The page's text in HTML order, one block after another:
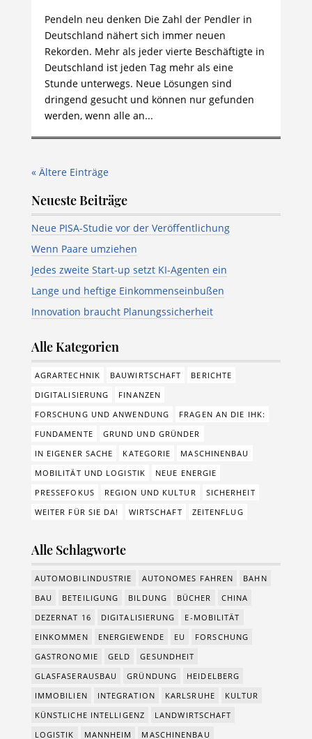
Pendeln neu denken Die Zahl der Pendler in
Deutschland nähert sich immer neuen
Rekorden. Mehr als jeder vierte Beschäftigte in
Deutschland ist jeden Tag mehr als eine
Stunde unterwegs. Neue Lösungen sind
dringend gesucht und können nur gefunden
werden, wenn alle an...
« Ältere Einträge
Neueste Beiträge
Neue PISA-Studie vor der Veröffentlichung
Wenn Paare umziehen
Jedes zweite Start-up setzt KI-Agenten ein
Lange und heftige Einkommenseinbußen
Innovation braucht Planungssicherheit
Alle Kategorien
AGRARTECHNIK BAUWIRTSCHAFT
BERICHTE
DIGITALISIERUNG
FINANZEN
FORSCHUNG UND ANWENDUNG
FRAGEN AN DIE IHK:
FUNDAMENTE
GRUND UND GRÜNDER
IN EIGENER SACHE
KATEGORIE
MASCHINENBAU
MOBILITÄT UND LOGISTIK
NEUE ENERGIE
PRESSEFOKUS
REGION UND KULTUR
SICHERHEIT
WEITER FÜR SIE DA!
WIRTSCHAFT ZEITENFLUG
Alle Schlagworte
AUTOMOBILINDUSTRIE AUTONOMES FAHREN
BAHN
BAU
BETEILIGUNG BILDUNG BÜCHER
CHINA
DEZERNAT 16
DIGITALISIERUNG
E-MOBILITÄT
EINKOMMEN
ENERGIEWENDE EU
FORSCHUNG
GASTRONOMIE
GELD
GESUNDHEIT
GLASFASERAUSBAU
GRÜNDUNG
HEIDELBERG
IMMOBILIEN
INTEGRATION KARLSRUHE
KULTUR
KÜNSTLICHE INTELLIGENZ
LANDWIRTSCHAFT
LOGISTIK
MANNHEIM MASCHINENBAU